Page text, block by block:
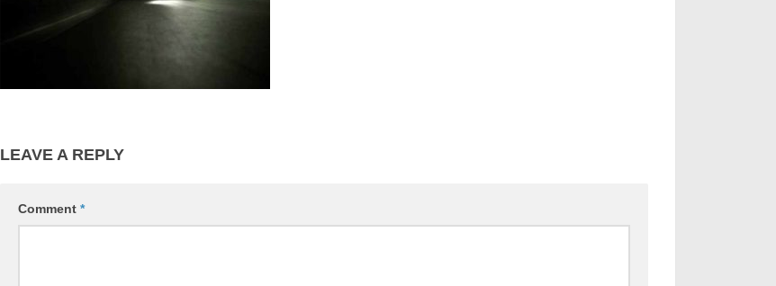
LEAVE A REPLY
Comment *